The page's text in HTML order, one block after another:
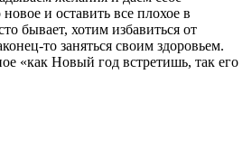
и оставить все плохое в
бывает, хотим избавиться от
то заняться своим здоровьем.
«как Новый год встретишь, так его